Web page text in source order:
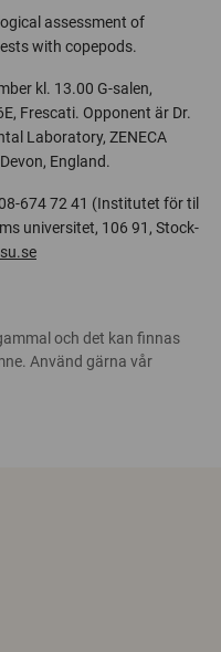
assessment of
with copepods.
kl. 13.00 G-salen,
Frescati. Opponent är Dr.
Laboratory, ZENECA
England.
674 72 41 (Institutet för til
universitet, 106 91, Stock-
och det kan finnas
Använd gärna vår